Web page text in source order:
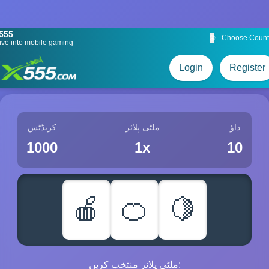
into mobile gaming
Choose
Login Register
کریڈٹس
1000
ملٹی پلائر
1x
داؤ
10
🍎 🍊 🍋
ملٹی پلائر منتخب کریں: